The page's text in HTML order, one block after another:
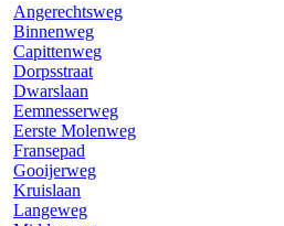
Angerechtsweg
Binnenweg
Capittenweg
Dorpsstraat
Dwarslaan
Eemnesserweg
Eerste Molenweg
Fransepad
Gooijerweg
Kruislaan
Langeweg